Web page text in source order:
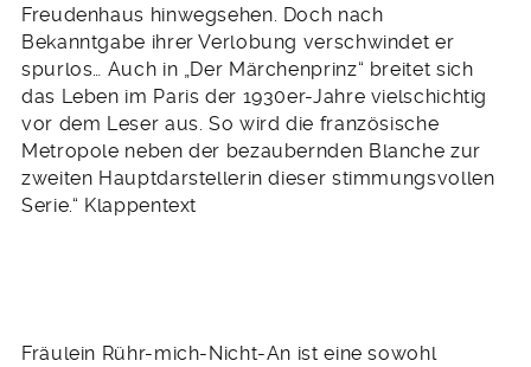
Freudenhaus hinwegsehen. Doch nach
Bekanntgabe ihrer Verlobung verschwindet er
spurlos… Auch in „Der Märchenprinz“ breitet sich
das Leben im Paris der 1930er-Jahre vielschichtig
vor dem Leser aus. So wird die französische
Metropole neben der bezaubernden Blanche zur
zweiten Hauptdarstellerin dieser stimmungsvollen
Serie.“ Klappentext
Fräulein Rühr-mich-Nicht-An ist eine sowohl